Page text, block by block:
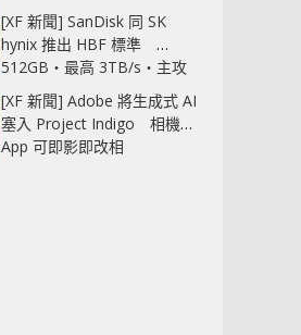
[XF 新聞] SanDisk 同 SK
hynix 推出 HBF 標準
512GB‧最高 3TB/s‧主攻
AI 記憶體
[XF 新聞] Adobe 將生成式 AI
塞入 Project Indigo 相機
App 可即影即改相